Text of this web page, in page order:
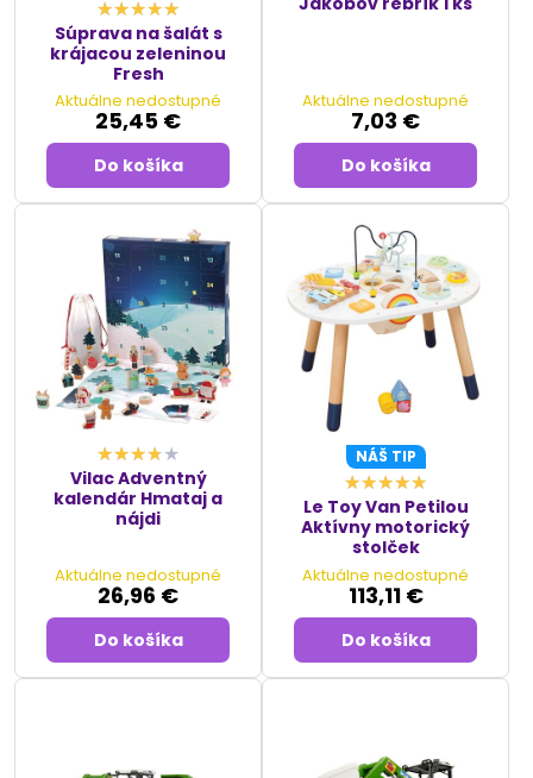
Súprava na šalát s
krájacou zeleninou
Fresh
Aktuálne nedostupné
25,45 €
Do košíka
Aktuálne nedostupné
7,03 €
Do košíka
Vilac Adventný
kalendár Hmataj a
nájdi
Aktuálne nedostupné
26,96 €
Do košíka
NÁŠ TIP
Le Toy Van Petilou
Aktívny motorický
stolček
Aktuálne nedostupné
113,11 €
Do košíka